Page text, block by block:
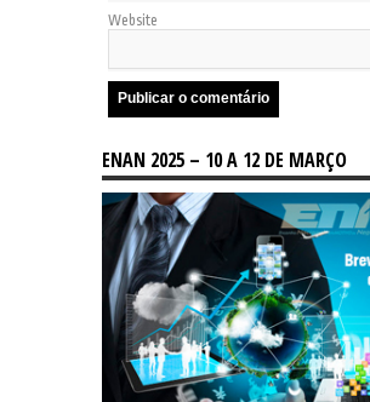
Website
ENAN 2025 – 10 A 12 DE MARÇO